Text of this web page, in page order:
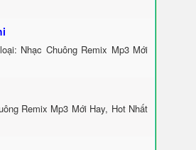
Nhạc Chuông Remix Mp3 Mới
Remix Mp3 Mới Hay, Hot Nhất